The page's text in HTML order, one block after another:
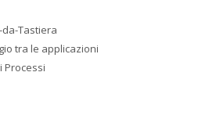
Tastiera
tra le applicazioni
Processi